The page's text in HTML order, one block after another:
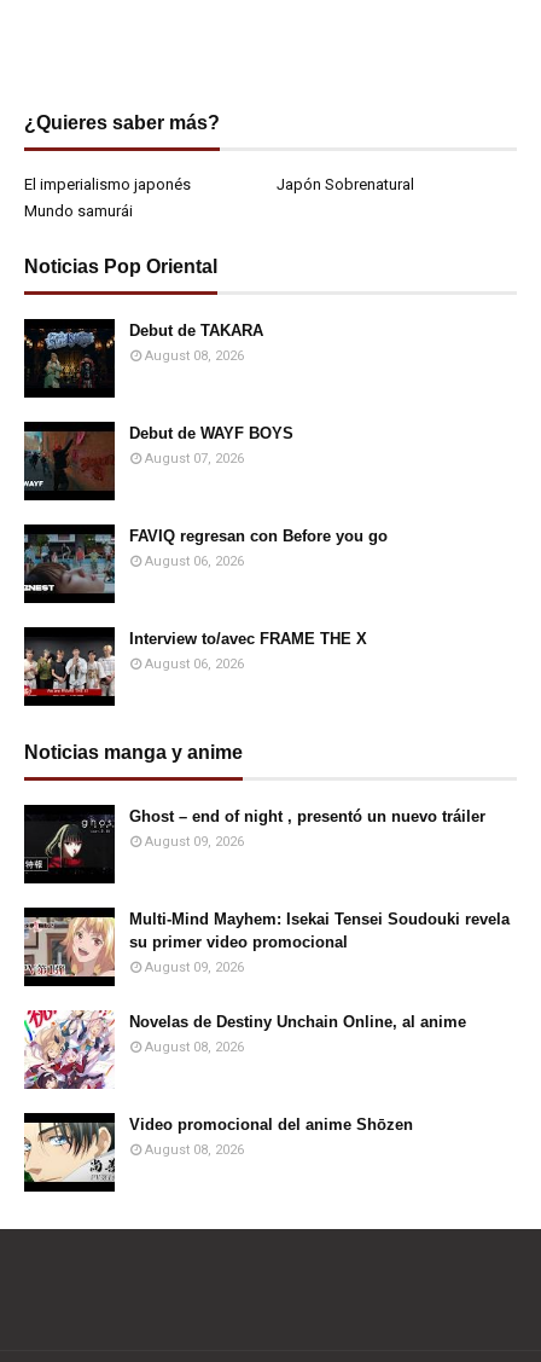
¿Quieres saber más?
El imperialismo japonés
Japón Sobrenatural
Mundo samurái
Noticias Pop Oriental
Debut de TAKARA
August 08, 2026
Debut de WAYF BOYS
August 07, 2026
FAVIQ regresan con Before you go
August 06, 2026
Interview to/avec FRAME THE X
August 06, 2026
Noticias manga y anime
Ghost – end of night , presentó un nuevo tráiler
August 09, 2026
Multi-Mind Mayhem: Isekai Tensei Soudouki revela
su primer video promocional
August 09, 2026
Novelas de Destiny Unchain Online, al anime
August 08, 2026
Video promocional del anime Shōzen
August 08, 2026